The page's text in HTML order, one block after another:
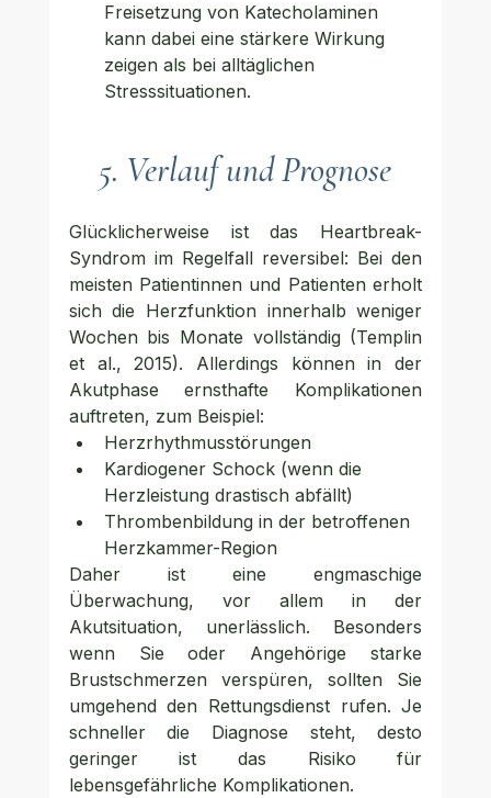
Freisetzung von Katecholaminen
kann dabei eine stärkere Wirkung
zeigen als bei alltäglichen
Stresssituationen.
5. Verlauf und Prognose
Glücklicherweise ist das Heartbreak-
Syndrom im Regelfall reversibel: Bei den
meisten Patientinnen und Patienten erholt
sich die Herzfunktion innerhalb weniger
Wochen bis Monate vollständig (Templin
et al., 2015). Allerdings können in der
Akutphase ernsthafte Komplikationen
auftreten, zum Beispiel:
Herzrhythmusstörungen
Kardiogener Schock (wenn die
Herzleistung drastisch abfällt)
Thrombenbildung in der betroffenen
Herzkammer-Region
Daher ist eine engmaschige
Überwachung, vor allem in der
Akutsituation, unerlässlich. Besonders
wenn Sie oder Angehörige starke
Brustschmerzen verspüren, sollten Sie
umgehend den Rettungsdienst rufen. Je
schneller die Diagnose steht, desto
geringer ist das Risiko für
lebensgefährliche Komplikationen.